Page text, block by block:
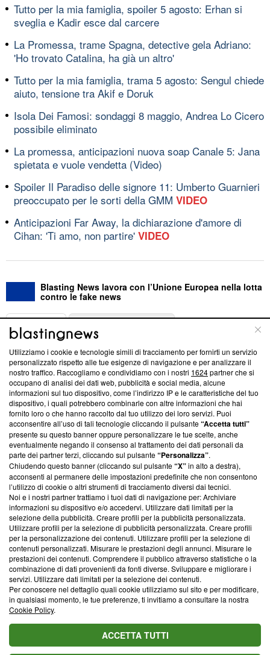
Tutto per la mia famiglia, spoiler 5 agosto: Erhan si
sveglia e Kadir esce dal carcere
La Promessa, trame Spagna, detective gela Adriano:
'Ho trovato Catalina, ha già un altro'
Tutto per la mia famiglia, trama 5 agosto: Sengul chiede
aiuto, tensione tra Akif e Doruk
Isola Dei Famosi: sondaggi 8 maggio, Andrea Lo Cicero
possibile eliminato
La promessa, anticipazioni nuova soap Canale 5: Jana
spietata e vuole vendetta (Video)
Spoiler Il Paradiso delle signore 11: Umberto Guarnieri
preoccupato per le sorti della GMM VIDEO
Anticipazioni Far Away, la dichiarazione d'amore di
Cihan: 'Ti amo, non partire' VIDEO
Blasting News lavora con l’Unione Europea nella lotta
contro le fake news
ABOUT
Questa sezione offre informazioni trasparenti su Blasting
News, sui nostri processi editoriali e su come ci impegniamo a
creare news di qualità. Inoltre, afferma la nostra aderenza a
‘Trust Project - News with Integrity’Blasting News non è
ancora membro del programma, ma ha richiesto di farne
parte; Trust Project non ha ancora effettuato una verifica di
conformità agli standard.
Su di noi
Team editoriale
Corporate
Redazione
Informativa Privacy
Cookie Policy
Blasting SA, IDI CHE-247.845.224, Via Carlo Frasca, 3 - 6900
Lugano (Svizzera) Tel:+39 0690258937
© 2026 Blasting News
Utilizziamo i cookie e tecnologie simili di tracciamento per fornirti un servizio
personalizzato rispetto alle tue esigenze di navigazione e per analizzare il
nostro traffico. Raccogliamo e condividiamo con i nostri 1624partner che si
occupano di analisi dei dati web, pubblicità e social media, alcune
informazioni sul tuo dispositivo, come l’indirizzo IP e le caratteristiche del tuo
dispositivo, i quali potrebbero combinarle con altre informazioni che hai
fornito loro o che hanno raccolto dal tuo utilizzo dei loro servizi. Puoi
acconsentire all’uso di tali tecnologie cliccando il pulsante“Accetta tutti”
presente su questo banner oppure personalizzare le tue scelte, anche
eventualmente negando il consenso al trattamento dei dati personali da
parte dei partner terzi, cliccando sul pulsante“Personalizza”.
Chiudendo questo banner (cliccando sul pulsante“X”in alto a destra),
acconsenti al permanere delle impostazioni predefinite che non consentono
l’utilizzo di cookie o altri strumenti di tracciamento diversi dai tecnici.
Noi e i nostri partner trattiamo i tuoi dati di navigazione per: Archiviare
informazioni su dispositivo e/o accedervi. Utilizzare dati limitati per la
selezione della pubblicità. Creare profili per la pubblicità personalizzata.
Utilizzare profili per la selezione di pubblicità personalizzata. Creare profili
per la personalizzazione dei contenuti. Utilizzare profili per la selezione di
contenuti personalizzati. Misurare le prestazioni degli annunci. Misurare le
prestazioni dei contenuti. Comprendere il pubblico attraverso statistiche o la
combinazione di dati provenienti da fonti diverse. Sviluppare e migliorare i
servizi. Utilizzare dati limitati per la selezione dei contenuti.
Per conoscere nel dettaglio quali cookie utilizziamo sul sito e per modificare,
in qualsiasi momento, le tue preferenze, ti invitiamo a consultare la nostra
Cookie Policy.
ACCETTA TUTTI